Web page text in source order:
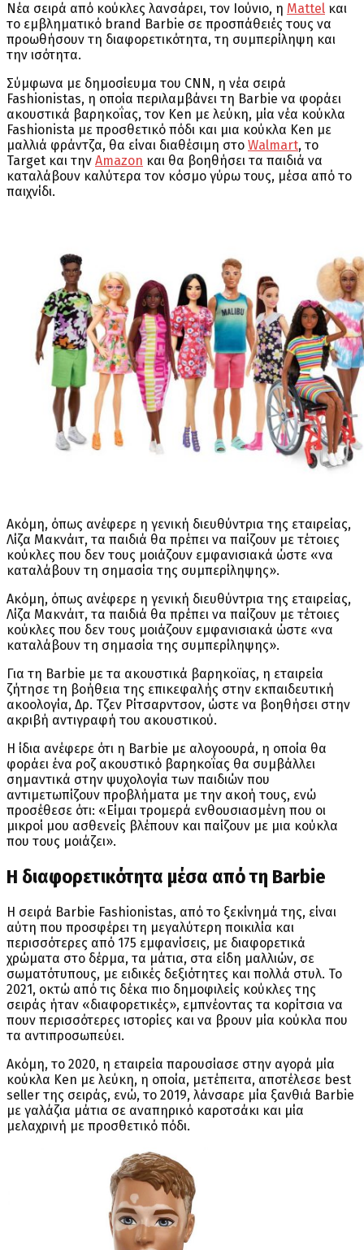
Nέα σειρά από κούκλες λανσάρει, τον Ιούνιο, η Mattel και
το εμβληματικό brand Barbie σε προσπάθειές τους να
προωθήσουν τη διαφορετικότητα, τη συμπερίληψη και
την ισότητα.
Σύμφωνα με δημοσίευμα του CNN, η νέα σειρά
Fashionistas, η οποία περιλαμβάνει τη Barbie να φοράει
ακουστικά βαρηκοΐας, τον Ken με λεύκη, μία νέα κούκλα
Fashionista με προσθετικό πόδι και μια κούκλα Ken με
μαλλιά φράντζα, θα είναι διαθέσιμη στο Walmart, το
Target και την Amazon και θα βοηθήσει τα παιδιά να
καταλάβουν καλύτερα τον κόσμο γύρω τους, μέσα από το
παιχνίδι.
Ακόμη, όπως ανέφερε η γενική διευθύντρια της εταιρείας,
Λίζα Μακνάιτ, τα παιδιά θα πρέπει να παίζουν με τέτοιες
κούκλες που δεν τους μοιάζουν εμφανισιακά ώστε «να
καταλάβουν τη σημασία της συμπερίληψης».
Ακόμη, όπως ανέφερε η γενική διευθύντρια της εταιρείας,
Λίζα Μακνάιτ, τα παιδιά θα πρέπει να παίζουν με τέτοιες
κούκλες που δεν τους μοιάζουν εμφανισιακά ώστε «να
καταλάβουν τη σημασία της συμπερίληψης».
Για τη Barbie με τα ακουστικά βαρηκοϊας, η εταιρεία
ζήτησε τη βοήθεια της επικεφαλής στην εκπαιδευτική
ακοολογία, Δρ. Tζεν Ρίτσαρντσον, ώστε να βοηθήσει στην
ακριβή αντιγραφή του ακουστικού.
Η ίδια ανέφερε ότι η Βarbie με αλογοουρά, η οποία θα
φοράει ένα ροζ ακουστικό βαρηκοΐας θα συμβάλλει
σημαντικά στην ψυχολογία των παιδιών που
αντιμετωπίζουν προβλήματα με την ακοή τους, ενώ
προσέθεσε ότι: «Είμαι τρομερά ενθουσιασμένη που οι
μικροί μου ασθενείς βλέπουν και παίζουν με μια κούκλα
που τους μοιάζει».
Η διαφορετικότητα μέσα από τη Barbie
Η σειρά Barbie Fashionistas, από το ξεκίνημά της, είναι
αύτη που προσφέρει τη μεγαλύτερη ποικιλία και
περισσότερες από 175 εμφανίσεις, με διαφορετικά
χρώματα στο δέρμα, τα μάτια, στα είδη μαλλιών, σε
σωματότυπους, με ειδικές δεξιότητες και πολλά στυλ. Το
2021, οκτώ από τις δέκα πιο δημοφιλείς κούκλες της
σειράς ήταν «διαφορετικές», εμπνέοντας τα κορίτσια να
πουν περισσότερες ιστορίες και να βρουν μία κούκλα που
τα αντιπροσωπεύει.
Ακόμη, το 2020, η εταιρεία παρουσίασε στην αγορά μία
κούκλα Ken με λεύκη, η οποία, μετέπειτα, αποτέλεσε best
seller της σειράς, ενώ, το 2019, λάνσαρε μία ξανθιά Barbie
με γαλάζια μάτια σε αναπηρικό καροτσάκι και μία
μελαχρινή με προσθετικό πόδι.